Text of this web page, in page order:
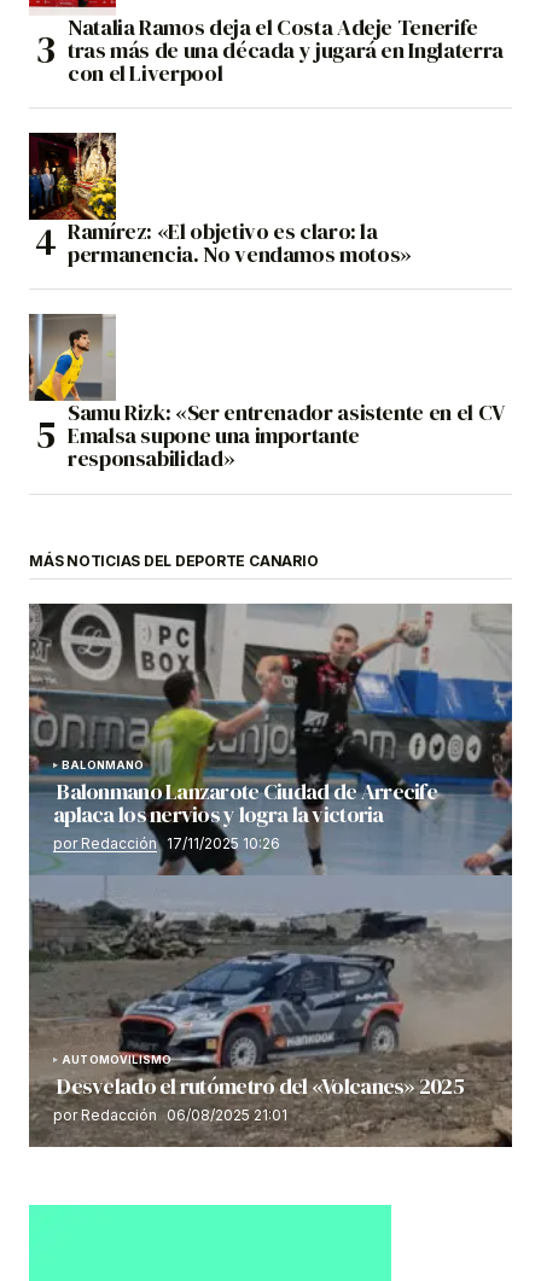
Natalia Ramos deja el Costa Adeje Tenerife
tras más de una década y jugará en Inglaterra
con el Liverpool
Ramírez: «El objetivo es claro: la
permanencia. No vendamos motos»
Samu Rizk: «Ser entrenador asistente en el CV
Emalsa supone una importante
responsabilidad»
MÁS NOTICIAS DEL DEPORTE CANARIO
BALONMANO
Balonmano Lanzarote Ciudad de Arrecife
aplaca los nervios y logra la victoria
por Redacción 17/11/2025 10:26
AUTOMOVILISMO
Desvelado el rutómetro del «Volcanes» 2025
por Redacción 06/08/2025 21:01